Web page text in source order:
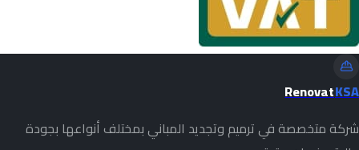
RenovatKSA
شركة متخصصة في ترميم وتجديد المباني بمختلف أنواعها بجودة